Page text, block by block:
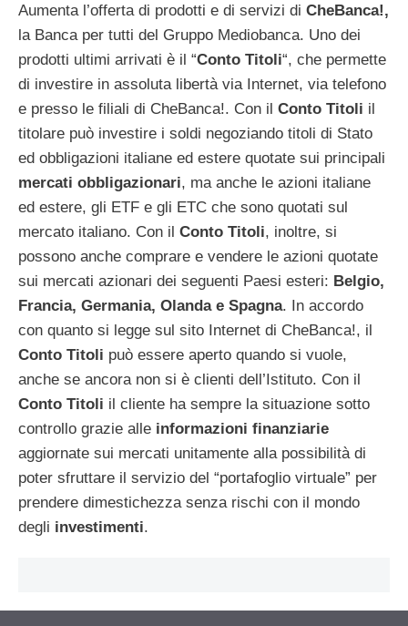
Aumenta l’offerta di prodotti e di servizi di CheBanca!,
la Banca per tutti del Gruppo Mediobanca. Uno dei
prodotti ultimi arrivati è il “Conto Titoli“, che permette
di investire in assoluta libertà via Internet, via telefono
e presso le filiali di CheBanca!. Con il Conto Titoli il
titolare può investire i soldi negoziando titoli di Stato
ed obbligazioni italiane ed estere quotate sui principali
mercati obbligazionari, ma anche le azioni italiane
ed estere, gli ETF e gli ETC che sono quotati sul
mercato italiano. Con il Conto Titoli, inoltre, si
possono anche comprare e vendere le azioni quotate
sui mercati azionari dei seguenti Paesi esteri: Belgio,
Francia, Germania, Olanda e Spagna. In accordo
con quanto si legge sul sito Internet di CheBanca!, il
Conto Titoli può essere aperto quando si vuole,
anche se ancora non si è clienti dell’Istituto. Con il
Conto Titoli il cliente ha sempre la situazione sotto
controllo grazie alle informazioni finanziarie
aggiornate sui mercati unitamente alla possibilità di
poter sfruttare il servizio del “portafoglio virtuale” per
prendere dimestichezza senza rischi con il mondo
degli investimenti.